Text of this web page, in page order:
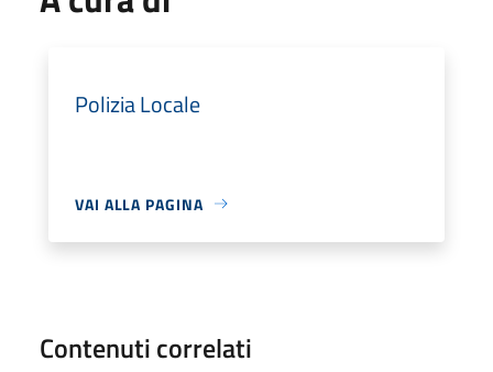
Polizia Locale
VAI ALLA PAGINA
Contenuti correlati